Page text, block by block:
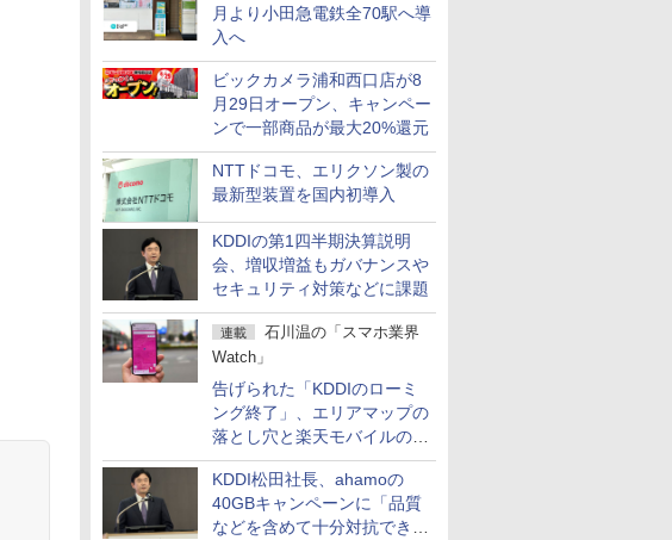
月より小田急電鉄全70駅へ導
入へ
ビックカメラ浦和西口店が8
月29日オープン、キャンペー
ンで一部商品が最大20%還元
NTTドコモ、エリクソン製の
最新型装置を国内初導入
KDDIの第1四半期決算説明
会、増収増益もガバナンスや
セキュリティ対策などに課題
連載
石川温の「スマホ業界
Watch」
告げられた「KDDIのローミ
ング終了」、エリアマップの
落とし穴と楽天モバイルの課
題
KDDI松田社長、ahamoの
40GBキャンペーンに「品質
などを含めて十分対抗でき